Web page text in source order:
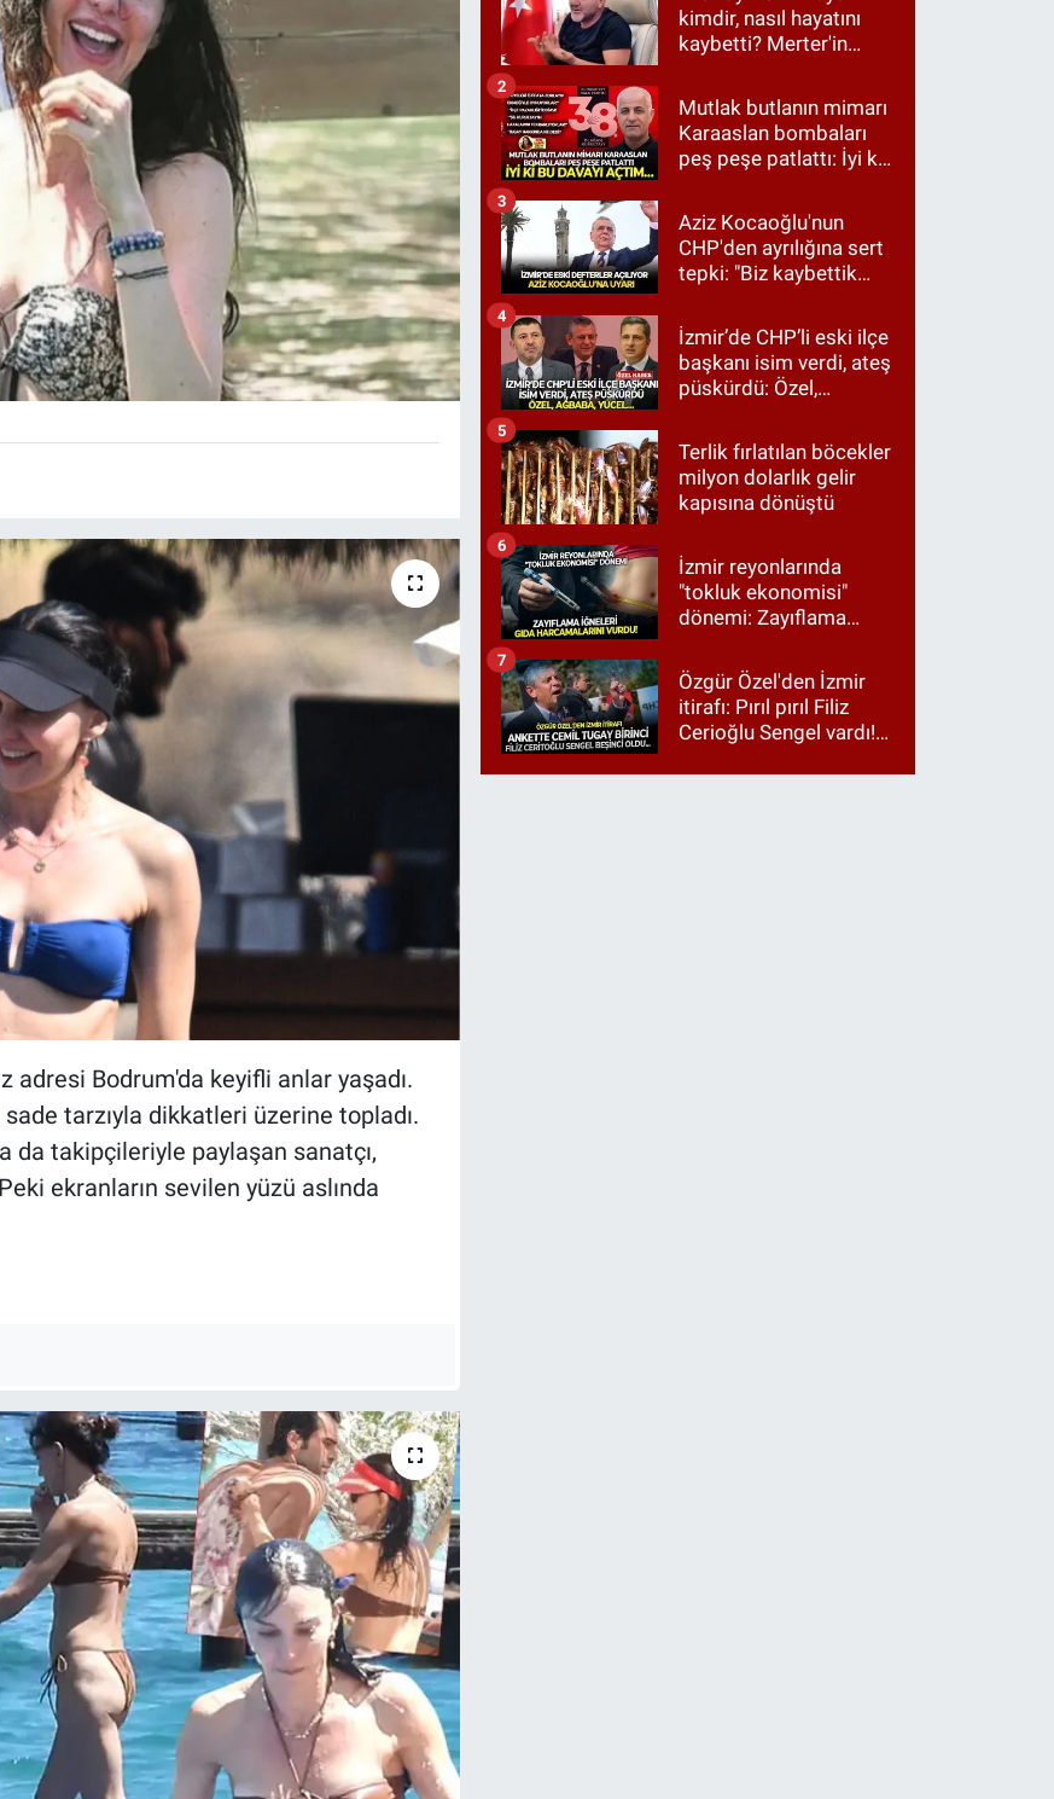
adresi Bodrum'da keyifli anlar yaşadı.
sade tarzıyla dikkatleri üzerine topladı.
da takipçileriyle paylaşan sanatçı,
ekranların sevilen yüzü aslında
kimdir, nasıl hayatını
kaybetti? Merter'in
mesajı
Mutlak butlanın mimarı
Karaaslan bombaları
peş peşe patlattı: İyi ki
2
Aziz Kocaoğlu'nun
CHP'den ayrılığına sert
tepki: "Biz kaybettik
etmedik"
3
İzmir’de CHP’li eski ilçe
başkanı isim verdi, ateş
püskürdü: Özel,
4
Terlik fırlatılan böcekler
milyon dolarlık gelir
kapısına dönüştü
5
İzmir reyonlarında
"tokluk ekonomisi"
dönemi: Zayıflama
harcamalarını vurdu!
6
Özgür Özel'den İzmir
itirafı: Pırıl pırıl Filiz
Cerioğlu Sengel vardı!
Tugay birinci çıktı
7